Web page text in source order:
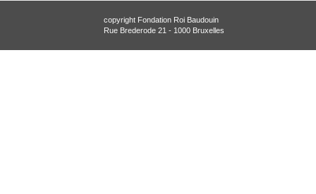
copyright Fondation Roi Baudouin
Rue Brederode 21 - 1000 Bruxelles